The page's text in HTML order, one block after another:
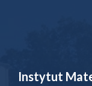
Instytut